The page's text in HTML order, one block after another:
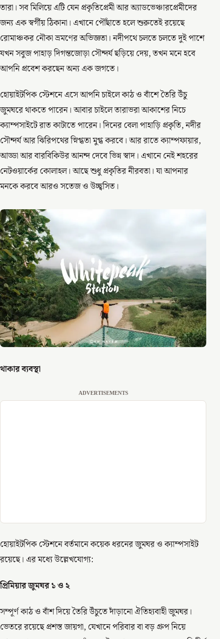
তারা। সব মিলিয়ে এটি যেন প্রকৃতিপ্রেমী আর অ্যাডভেঞ্চারপ্রেমীদের
জন্য এক স্বর্গীয় ঠিকানা। এখানে পৌঁছাতে হলে শুরুতেই রয়েছে
রোমাঞ্চকর নৌকা ভ্রমণের অভিজ্ঞতা। নদীপথে চলতে চলতে দুই পাশে
যখন সবুজ পাহাড় দিগন্তজোড়া সৌন্দর্য ছড়িয়ে দেয়, তখন মনে হবে
আপনি প্রবেশ করছেন অন্য এক জগতে।
হোয়াইটপিক স্টেশনে এসে আপনি চাইলে কাঠ ও বাঁশে তৈরি উঁচু
জুমঘরে থাকতে পারেন। আবার চাইলে তারাভরা আকাশের নিচে
ক্যাম্পসাইটে রাত কাটাতে পারেন। দিনের বেলা পাহাড়ি প্রকৃতি, নদীর
সৌন্দর্য আর ঝিরিপথের স্নিগ্ধতা মুগ্ধ করবে। আর রাতে ক্যাম্পফায়ার,
আড্ডা আর বারবিকিউর আনন্দ দেবে ভিন্ন স্বাদ। এখানে নেই শহরের
নেটওয়ার্কের কোলাহল। আছে শুধু প্রকৃতির নীরবতা। যা আপনার
মনকে করবে আরও সতেজ ও উচ্ছ্বসিত।
থাকার ব্যবস্থা
ADVERTISEMENTS
হোয়াইটপিক স্টেশনে বর্তমানে কয়েক ধরনের জুমঘর ও ক্যাম্পসাইট
রয়েছে। এর মধ্যে উল্লেখযোগ্য:
প্রিমিয়ার জুমঘর ১ ও ২
সম্পূর্ণ কাঠ ও বাঁশ দিয়ে তৈরি উঁচুতে দাঁড়ানো ঐতিহ্যবাহী জুমঘর।
ভেতরে রয়েছে প্রশস্ত জায়গা, যেখানে পরিবার বা বড় গ্রুপ নিয়ে